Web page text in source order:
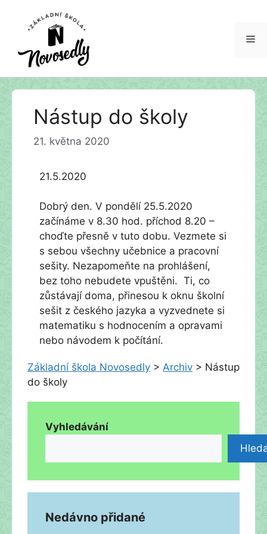
Přeskočit
Nástup do školy
21. května 2020
21.5.2020
Dobrý den. V pondělí 25.5.2020
začínáme v 8.30 hod. příchod 8.20 –
choďte přesně v tuto dobu. Vezmete si
s sebou všechny učebnice a pracovní
sešity. Nezapomeňte na prohlášení,
bez toho nebudete vpuštěni. Ti, co
zůstávají doma, přinesou k oknu školní
sešit z českého jazyka a vyzvednete si
matematiku s hodnocením a opravami
nebo návodem k počítání.
Základní škola Novosedly > Archiv > Nástup
do školy
Vyhledávání
Nedávno přidané